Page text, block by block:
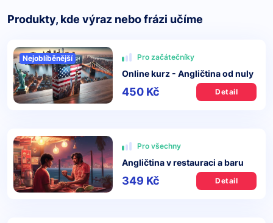
Produkty, kde výraz nebo frázi učíme
Nejoblíběnější Pro začátečníky
Online kurz - Angličtina od nuly
450 Kč Detail
Pro všechny
Angličtina v restauraci a baru
349 Kč Detail